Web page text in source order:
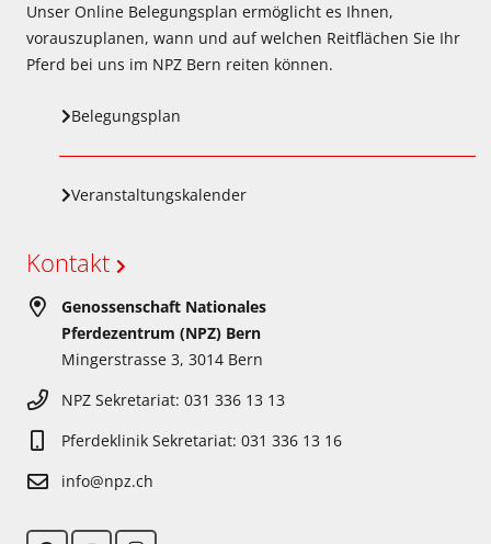
Unser Online Belegungsplan ermöglicht es Ihnen,
vorauszuplanen, wann und auf welchen Reitflächen Sie Ihr
Pferd bei uns im NPZ Bern reiten können.
Belegungsplan
Veranstaltungskalender
Kontakt
Genossenschaft Nationales
Pferdezentrum (NPZ) Bern
Mingerstrasse 3, 3014 Bern
NPZ Sekretariat: 031 336 13 13
Pferdeklinik Sekretariat: 031 336 13 16
info@npz.ch